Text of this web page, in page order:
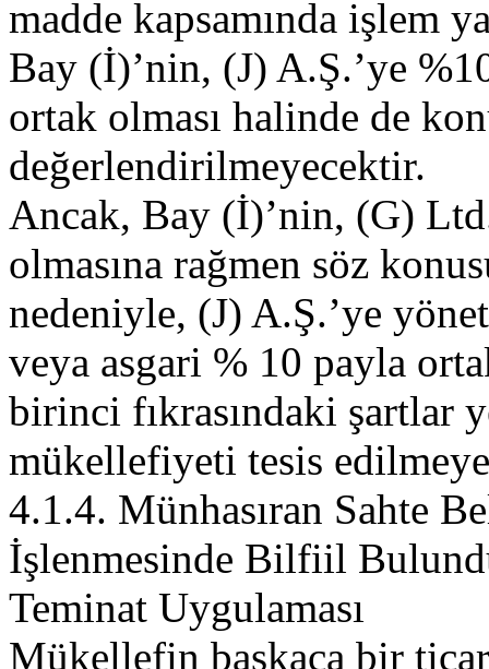
madde kapsamında işlem
Bay (İ)’nin, (J) A.Ş.’ye
ortak olması halinde de
değerlendirilmeyecektir.
Ancak, Bay (İ)’nin, (G)
olmasına rağmen söz
nedeniyle, (J) A.Ş.’ye
veya asgari % 10 payla
birinci fıkrasındaki şartlar
mükellefiyeti tesis
4.1.4. Münhasıran Sahte
İşlenmesinde Bilfiil
Teminat Uygulaması
Mükellefin başkaca bir